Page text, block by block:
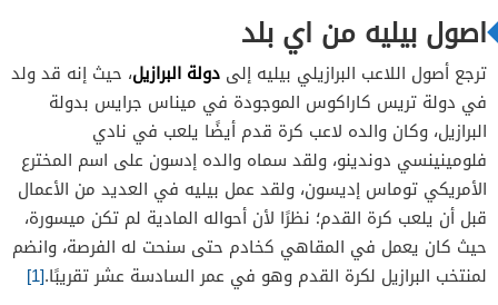
اصول بيليه من اي بلد
ترجع أصول اللاعب البرازيلي بيليه إلى دولة البرازيل، حيث إنه قد ولد
في دولة تريس كاراكوس الموجودة في ميناس جرايس بدولة
البرازيل، وكان والده لاعب كرة قدم أيضًا يلعب في نادي
فلومينينسي دوندينو، ولقد سماه والده إدسون على اسم المخترع
الأمريكي توماس إديسون، ولقد عمل بيليه في العديد من الأعمال
قبل أن يلعب كرة القدم؛ نظرًا لأن أحواله المادية لم تكن ميسورة،
حيث كان يعمل في المقاهي كخادم حتى سنحت له الفرصة، وانضم
لمنتخب البرازيل لكرة القدم وهو في عمر السادسة عشر تقريبًا.[1]